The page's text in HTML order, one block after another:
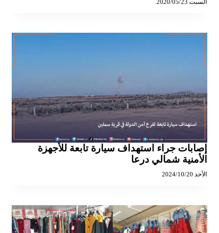
السبت 2020/05/23
إصابات جراء استهداف سيارة تابعة للأجهزة
الأمنية شمالي درعا
الأحد 2024/10/20